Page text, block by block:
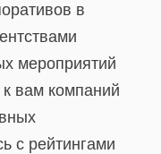
в
мероприятий
вам компаний
с рейтингами